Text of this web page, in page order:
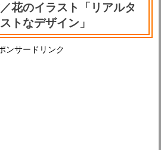
花のイラスト「リアルタ
トなデザイン」
ンサードリンク